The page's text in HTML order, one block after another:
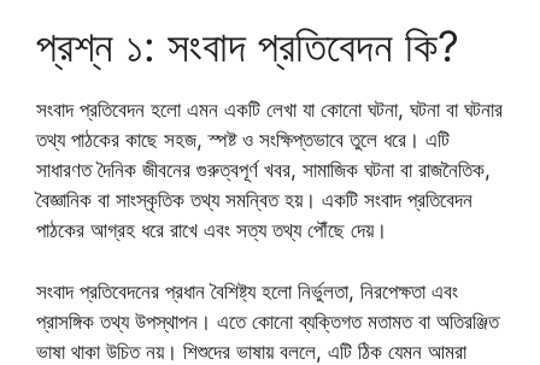
প্রশ্ন ১: সংবাদ প্রতিবেদন কি?
সংবাদ প্রতিবেদন হলো এমন একটি লেখা যা কোনো ঘটনা, ঘটনা বা ঘটনার
তথ্য পাঠকের কাছে সহজ, স্পষ্ট ও সংক্ষিপ্তভাবে তুলে ধরে। এটি
সাধারণত দৈনিক জীবনের গুরুত্বপূর্ণ খবর, সামাজিক ঘটনা বা রাজনৈতিক,
বৈজ্ঞানিক বা সাংস্কৃতিক তথ্য সমন্বিত হয়। একটি সংবাদ প্রতিবেদন
পাঠকের আগ্রহ ধরে রাখে এবং সত্য তথ্য পৌঁছে দেয়।
সংবাদ প্রতিবেদনের প্রধান বৈশিষ্ট্য হলো নির্ভুলতা, নিরপেক্ষতা এবং
প্রাসঙ্গিক তথ্য উপস্থাপন। এতে কোনো ব্যক্তিগত মতামত বা অতিরঞ্জিত
ভাষা থাকা উচিত নয়। শিশুদের ভাষায় বললে, এটি ঠিক যেমন আমরা